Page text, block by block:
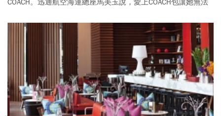
COACH。迅通航空海運總座馬美玉說，愛上COACH包讓她無法